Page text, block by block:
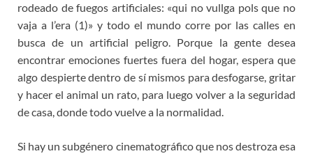
rodeado de fuegos artificiales: «qui no vullga pols que no
vaja a l’era (1)» y todo el mundo corre por las calles en
busca de un artificial peligro. Porque la gente desea
encontrar emociones fuertes fuera del hogar, espera que
algo despierte dentro de sí mismos para desfogarse, gritar
y hacer el animal un rato, para luego volver a la seguridad
de casa, donde todo vuelve a la normalidad.
Si hay un subgénero cinematográfico que nos destroza esa